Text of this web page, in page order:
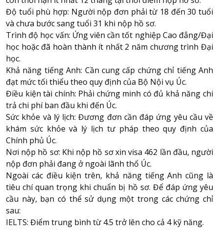
Độ tuổi phù hợp: Người nộp đơn phải từ 18 đến 30 tuổi
và chưa bước sang tuổi 31 khi nộp hồ sơ.
Trình độ học vấn: Ứng viên cần tốt nghiệp Cao đẳng/Đại
học hoặc đã hoàn thành ít nhất 2 năm chương trình Đại
học.
Khả năng tiếng Anh: Cần cung cấp chứng chỉ tiếng Anh
đạt mức tối thiểu theo quy định của Bộ Nội vụ Úc.
Điều kiện tài chính: Phải chứng minh có đủ khả năng chi
trả chi phí ban đầu khi đến Úc.
Sức khỏe và lý lịch: Đương đơn cần đáp ứng yêu cầu về
khám sức khỏe và lý lịch tư pháp theo quy định của
Chính phủ Úc.
Nơi nộp hồ sơ: Khi nộp hồ sơ xin visa 462 lần đầu, người
nộp đơn phải đang ở ngoài lãnh thổ Úc.
Ngoài các điều kiện trên, khả năng tiếng Anh cũng là
tiêu chí quan trọng khi chuẩn bị hồ sơ. Để đáp ứng yêu
cầu này, bạn có thể sử dụng một trong các chứng chỉ
sau:
IELTS: Điểm trung bình từ 4.5 trở lên cho cả 4 kỹ năng.